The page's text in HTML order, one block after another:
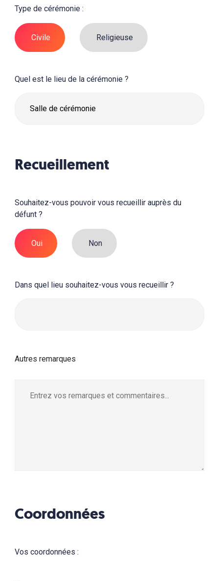
Type de cérémonie :
Civile Religieuse
Quel est le lieu de la cérémonie ?
Recueillement
Souhaitez-vous pouvoir vous recueillir auprès du
défunt ?
Oui Non
Dans quel lieu souhaitez-vous vous recueillir ?
Autres remarques
Coordonnées
Vos coordonnées :